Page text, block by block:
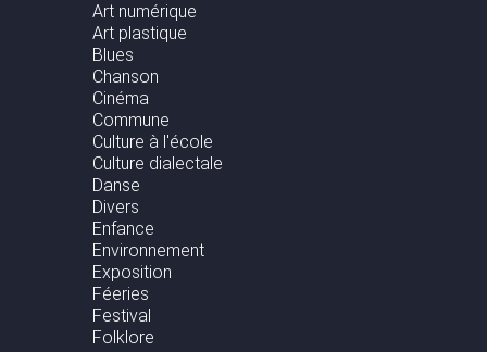
Art numérique
Art plastique
Blues
Chanson
Cinéma
Commune
Culture à l'école
Culture dialectale
Danse
Divers
Enfance
Environnement
Exposition
Féeries
Festival
Folklore